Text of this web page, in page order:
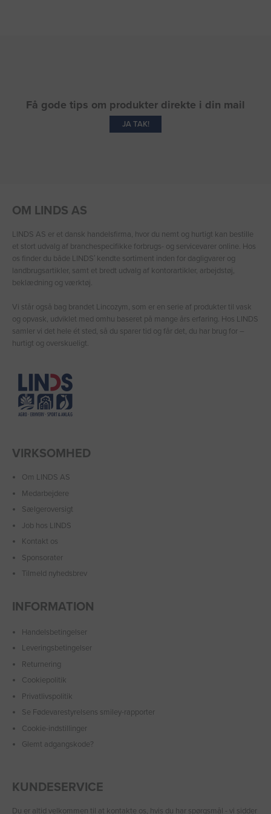
Få gode tips om produkter direkte i din mail
JA TAK!
OM LINDS AS
LINDS AS er et dansk handelsfirma, hvor du nemt og hurtigt kan bestille
et stort udvalg af branchespecifikke forbrugs- og servicevarer online. Hos
os finder du både LINDS′ kendte sortiment inden for dagligvarer og
landbrugsartikler, samt et bredt udvalg af kontorartikler, arbejdstøj,
beklædning og værktøj.
Vi står også bag brandet Lincozym, som er en serie af produkter til vask
og opvask, udviklet med omhu baseret på mange års erfaring. Hos LINDS
samler vi det hele ét sted, så du sparer tid og får det, du har brug for –
hurtigt og overskueligt.
VIRKSOMHED
Om LINDS AS
Medarbejdere
Sælgeroversigt
Job hos LINDS
Kontakt os
Sponsorater
Tilmeld nyhedsbrev
INFORMATION
Handelsbetingelser
Leveringsbetingelser
Returnering
Cookiepolitik
Privatlivspolitik
Se Fødevarestyrelsens smiley-rapporter
Cookie-indstillinger
Glemt adgangskode?
KUNDESERVICE
Du er altid velkommen til at kontakte os, hvis du har spørgsmål - vi sidder